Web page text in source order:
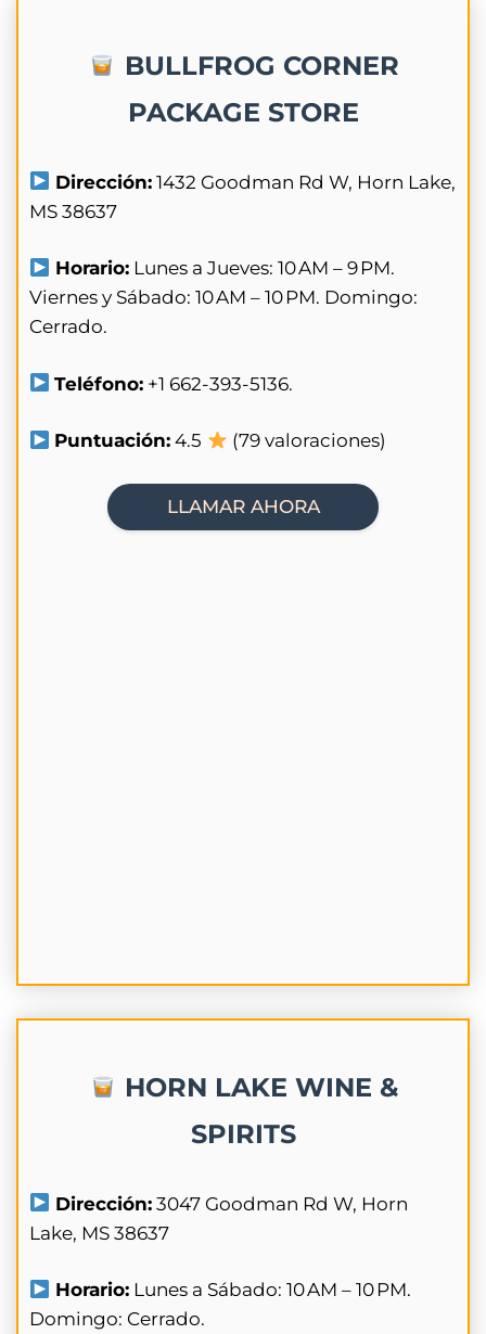
BULLFROG CORNER
PACKAGE STORE
Dirección: 1432 Goodman Rd W, Horn Lake,
MS 38637
Horario: Lunes a Jueves: 10 AM – 9 PM.
Viernes y Sábado: 10 AM – 10 PM. Domingo:
Cerrado.
Teléfono: +1 662-393-5136.
Puntuación: 4.5 (79 valoraciones)
LLAMAR AHORA
HORN LAKE WINE &
SPIRITS
Dirección: 3047 Goodman Rd W, Horn
Lake, MS 38637
Horario: Lunes a Sábado: 10 AM – 10 PM.
Domingo: Cerrado.